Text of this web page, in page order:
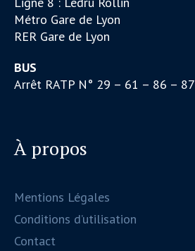
Métro Gare de Lyon
RER Gare de Lyon
BUS
Arrêt RATP N° 29 – 61 – 86 – 87
À propos
Mentions Légales
Conditions d’utilisation
Contact